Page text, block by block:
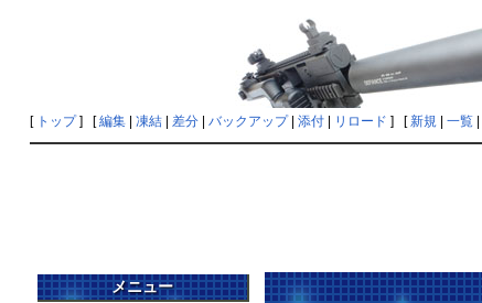
[ トップ] [編集| 凍結| 差分| バックアップ| 添付| リロード ] [新規| 一覧|
メニュー